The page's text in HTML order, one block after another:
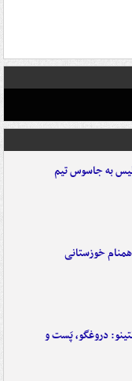
به جاسوس تیم
خوزستانی
دروغگو، پَست‌ و